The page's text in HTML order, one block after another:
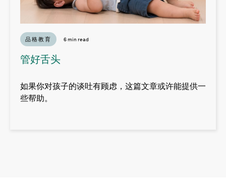
品格教育 6 min read
管好舌头
如果你对孩子的谈吐有顾虑，这篇文章或许能提供一
些帮助。